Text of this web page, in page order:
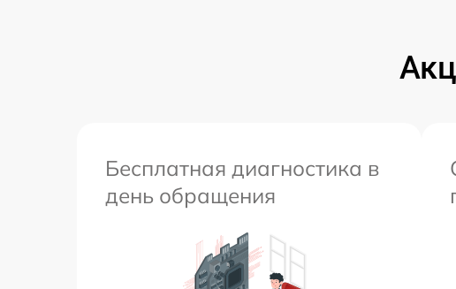
Бесплатная диагностика в
день обращения